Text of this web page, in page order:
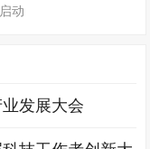
动
发展大会